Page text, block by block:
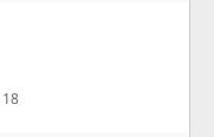
18